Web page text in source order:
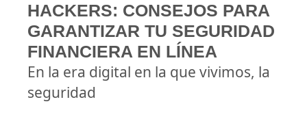
HACKERS: CONSEJOS PARA
GARANTIZAR TU SEGURIDAD
FINANCIERA EN LÍNEA
En la era digital en la que vivimos, la
seguridad